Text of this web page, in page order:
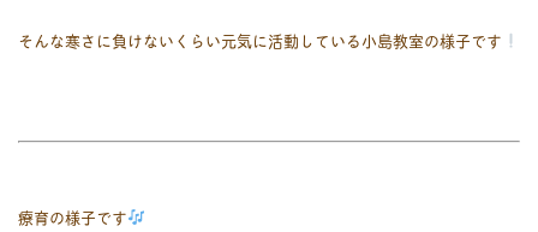
そんな寒さに負けないくらい元気に活動している小島教室の様子です
療育の様子です